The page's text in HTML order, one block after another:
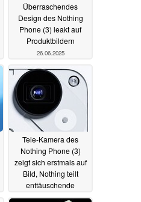
Überraschendes
Design des Nothing
Phone (3) leakt auf
Produktbildern
26.06.2025
Tele-Kamera des
Nothing Phone (3)
zeigt sich erstmals auf
Bild, Nothing teilt
enttäuschende
Sample-Fotos26.06.2025